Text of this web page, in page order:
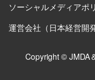
ソーシャルメディアポ
運営会社（日本経営開
Copyright © JMDA